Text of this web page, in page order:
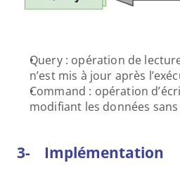
Query : opération de
n’est mis à jour après
Command : opération
modifiant les données
3-    Implémentation